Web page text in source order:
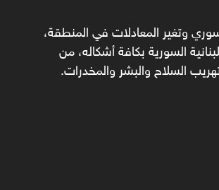
وتغير المعادلات في المنطقة،
السورية بكافة أشكاله، من
السلاح والبشر والمخدرات.